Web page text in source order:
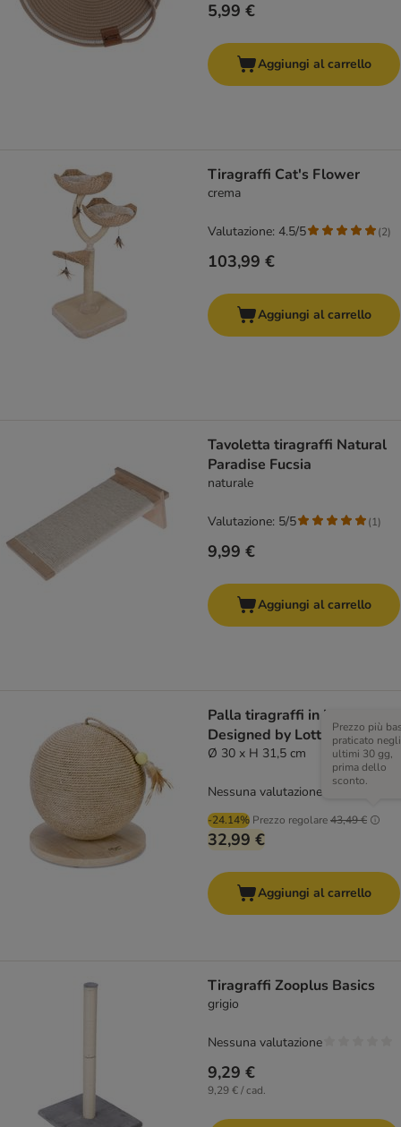
5,99 €
Aggiungi al carrello
Tiragraffi Cat's Flower
crema
103,99 €
Valutazione: 4.5/5 (2)
Aggiungi al carrello
Tavoletta tiragraffi Natural
Paradise Fucsia
naturale
9,99 €
Valutazione: 5/5 (1)
Aggiungi al carrello
Palla tiragraffi in legno
Designed by Lotte Balty XL
Ø 30 x H 31,5 cm
-24.14% Prezzo regolare43,49 €
Prezzo più
praticato negli
ultimi 30 gg,
prima dello
sconto.
32,99 €
Nessuna valutazione
Aggiungi al carrello
Tiragraffi Zooplus Basics
grigio
9,29 €
9,29 € / cad.
Nessuna valutazione